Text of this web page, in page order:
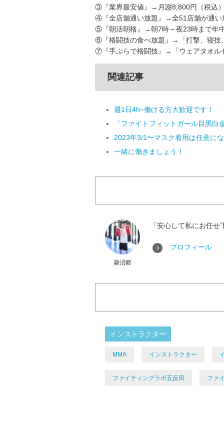
③『業界最安値』→月謝8,800円（税込
④『全店舗通い放題』→全51店舗が通い
⑤『朝活朝格』→朝7時～夜23時まで年
⑥『格闘技の食べ放題』→「打撃、寝技
⑦『手ぶらで格闘技』→「ウェアタオル
関連記事
週1日4h~働ける方大歓迎です！
「ファイトフィットガール目黒
2023年3/1〜マスク着用は任意に
一緒に働きましょう！
菱沼郷
「安心して私にお任せ
プロフィール
インストラクター
MMA インストラクター
ファイティングラボ五反田 ファ